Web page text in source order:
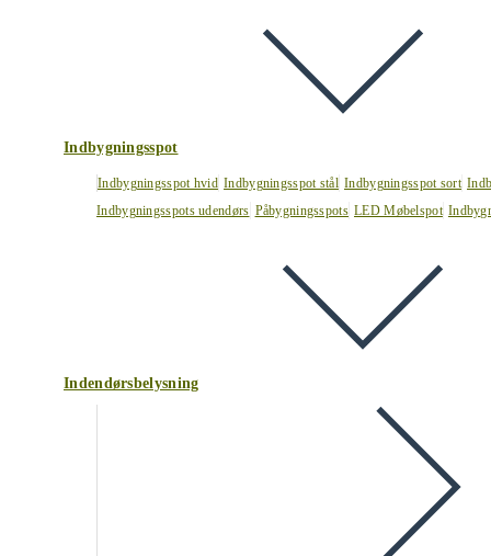
Indbygningsspot
Indbygningsspot hvid Indbygningsspot stål Indbygningsspot sort
Indbygningsspots udendørs Påbygningsspots LED Møbelspot
Indendørsbelysning